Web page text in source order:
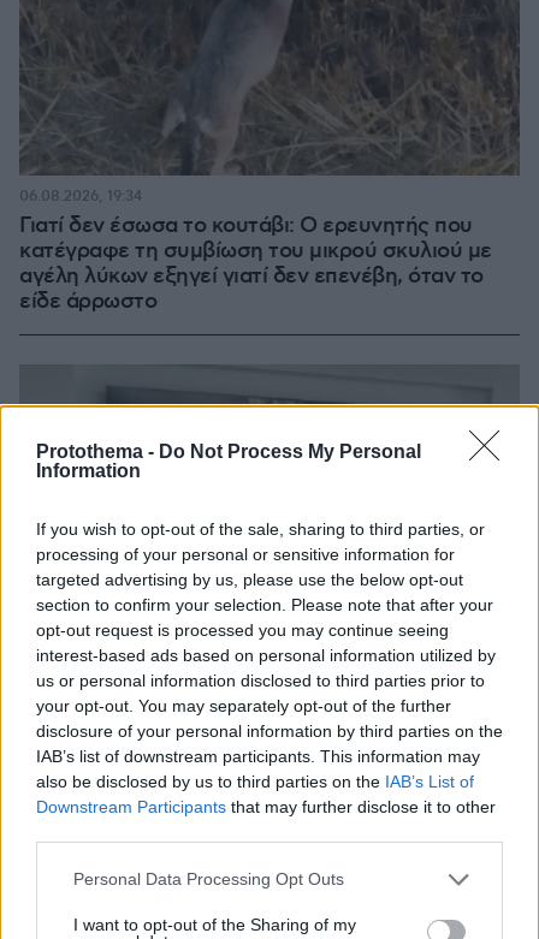
Protothema - Do Not Process My Personal
Information
If you wish to opt-out of the sale, sharing to third parties, or
processing of your personal or sensitive information for
targeted advertising by us, please use the below opt-out
section to confirm your selection. Please note that after your
opt-out request is processed you may continue seeing
interest-based ads based on personal information utilized by
us or personal information disclosed to third parties prior to
your opt-out. You may separately opt-out of the further
disclosure of your personal information by third parties on the
IAB’s list of downstream participants. This information may
also be disclosed by us to third parties on the IAB’s List of
Downstream Participants that may further disclose it to other
Please note that this website/app uses one or more Google
not limited to your visit or usage behaviour. You may click to
Personal Data Processing Opt Outs
I want to opt-out of the Sharing of my
Γιατί δεν έσωσα το κουτάβι: Ο ερευνητής που
κατέγραφε τη συμβίωση του μικρού σκυλιού με
αγέλη λύκων εξηγεί γιατί δεν επενέβη, όταν το
είδε άρρωστο
06.08.2026, 19:34
Αριστοτέλης Δαμίγος: Σε κλίμα οδύνης έγινε η
06.08.2026, 20:03